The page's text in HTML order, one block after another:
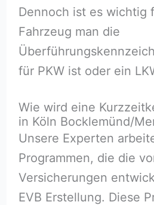
Dennoch ist es wichtig
Fahrzeug man die
für PKW ist oder ein
Wie wird eine
in Köln Bocklemünd/
Unsere Experten
Programmen, die die
Versicherungen
EVB Erstellung. Diese